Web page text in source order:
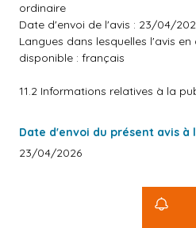
ordinaire
Date d'envoi de l'avis : 23/04/
Langues dans lesquelles l'avis
disponible : français
11.2 Informations relatives à la
Date d'envoi du présent avis à
23/04/2026